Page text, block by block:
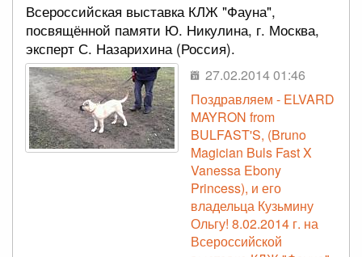
Всероссийская выставка КЛЖ "Фауна",
посвящённой памяти Ю. Никулина, г. Москва,
эксперт С. Назарихина (Россия).
27.02.2014 01:46
Поздравляем - ELVARD
MAYRON from
BULFAST'S, (Bruno
Magician Buls Fast X
Vanessa Ebony
Princess), и его
владельца Кузьмину
Ольгу! 8.02.2014 г. на
Всероссийской